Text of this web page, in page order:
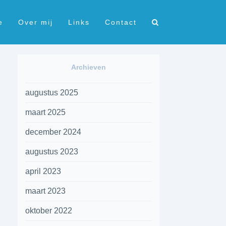
Over mij Links Contact
Archieven
augustus 2025
maart 2025
december 2024
augustus 2023
april 2023
maart 2023
oktober 2022